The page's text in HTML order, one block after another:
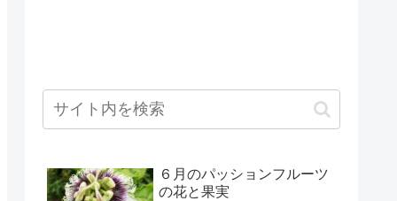
６月のパッションフルーツ
の花と果実